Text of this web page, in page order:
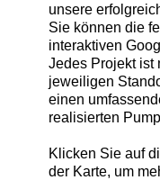
unsere
Sie können die
interaktiven
Jedes Projekt ist
jeweiligen
einen
realisierten
Klicken Sie auf
der Karte, um